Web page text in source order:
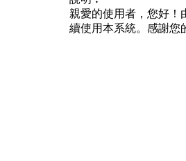
親愛的使用者，您好！
續使用本系統。感謝您